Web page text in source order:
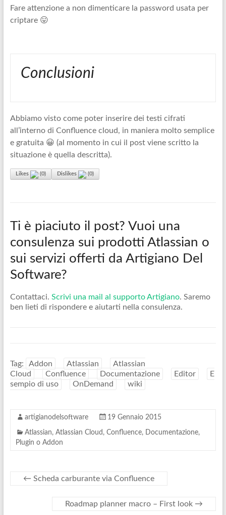
Fare attenzione a non dimenticare la password usata per
criptare 😛
Conclusioni
Abbiamo visto come poter inserire dei testi cifrati
all’interno di Confluence cloud, in maniera molto semplice
e gratuita 😀 (al momento in cui il post viene scritto la
situazione è quella descritta).
Likes (0) Dislikes (0)
Ti è piaciuto il post? Vuoi una
consulenza sui prodotti Atlassian o
sui servizi offerti da Artigiano Del
Software?
Contattaci. Scrivi una mail al supporto Artigiano. Saremo
ben lieti di rispondere e aiutarti nella consulenza.
Tag: Addon Atlassian
Atlassian
Cloud
Confluence Documentazione Editor
E
sempio di uso
OnDemand wiki
artigianodelsoftware 19 Gennaio 2015
Atlassian, Atlassian Cloud , Confluence, Documentazione,
Plugin o Addon
← Scheda carburante via Confluence
Roadmap planner macro – First look →